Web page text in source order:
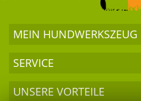
MEIN HUND­WERKSZEUG
SERVICE
UNSERE VORTEILE